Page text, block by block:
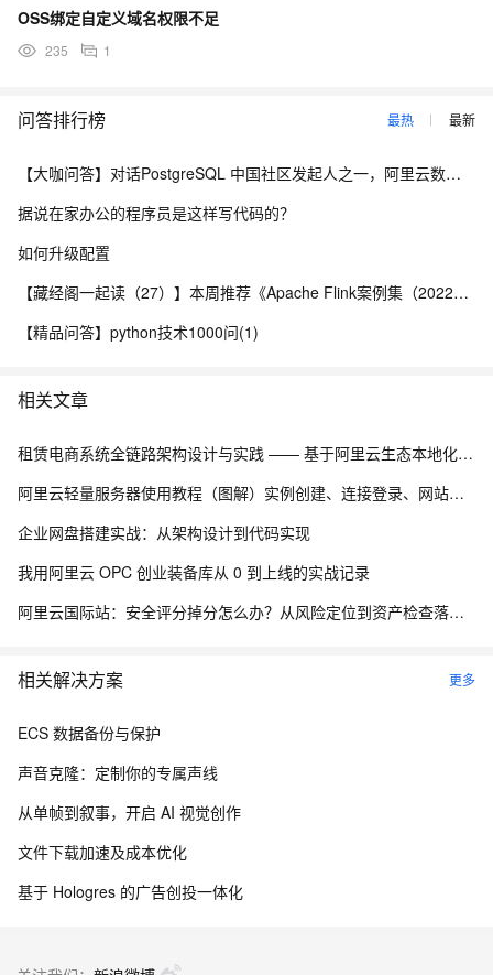
OSS绑定自定义域名权限不足
235 1
问答排行榜 最热 最新
【大咖问答】对话PostgreSQL 中国社区发起人之一，阿里云数据库高级专家 德哥
据说在家办公的程序员是这样写代码的？
如何升级配置
【藏经阁一起读（27）】本周推荐《Apache Flink案例集（2022版）》，你有哪些心得？
【精品问答】python技术1000问(1)
相关文章
租赁电商系统全链路架构设计与实践 —— 基于阿里云生态本地化部署解决方案
阿里云轻量服务器使用教程（图解）实例创建、连接登录、网站搭建及应用部署全流程
企业网盘搭建实战：从架构设计到代码实现
我用阿里云 OPC 创业装备库从 0 到上线的实战记录
阿里云国际站：安全评分掉分怎么办？从风险定位到资产检查落地方法
相关解决方案 更多
ECS 数据备份与保护
声音克隆：定制你的专属声线
从单帧到叙事，开启 AI 视觉创作
文件下载加速及成本优化
基于 Hologres 的广告创投一体化